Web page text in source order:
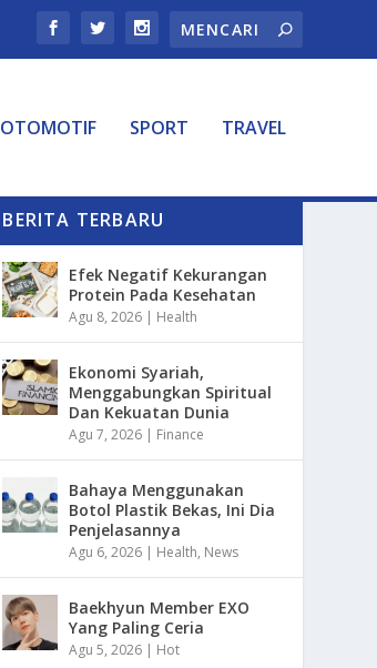
OTOMOTIF SPORT TRAVEL
BERITA TERBARU
Efek Negatif Kekurangan
Protein Pada Kesehatan
Agu 8, 2026 | Health
Ekonomi Syariah,
Menggabungkan Spiritual
Dan Kekuatan Dunia
Agu 7, 2026 | Finance
Bahaya Menggunakan
Botol Plastik Bekas, Ini Dia
Penjelasannya
Agu 6, 2026 | Health, News
Baekhyun Member EXO
Yang Paling Ceria
Agu 5, 2026 | Hot